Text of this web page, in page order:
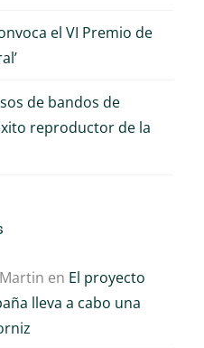
el VI Premio de
de bandos de
reproductor de la
en El proyecto
lleva a cabo una